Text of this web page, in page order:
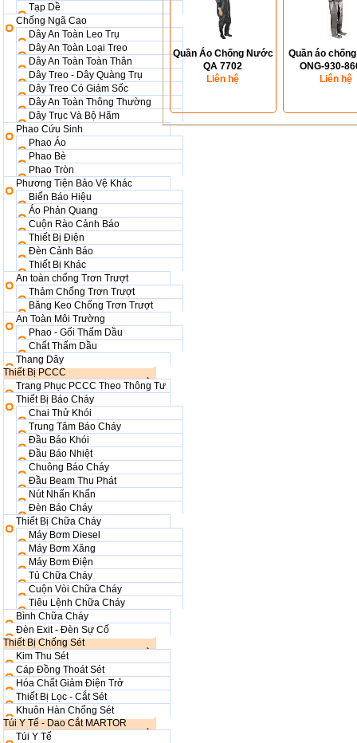
Tạp Dề
Chống Ngã Cao
Dây An Toàn Leo Trụ
Dây An Toàn Loại Treo
Dây An Toàn Toàn Thân
Dây Treo - Dây Quàng Trụ
Dây Treo Có Giảm Sốc
Dây An Toàn Thông Thường
Dây Trục Và Bộ Hãm
Phao Cứu Sinh
Phao Áo
Phao Bè
Phao Tròn
Phương Tiện Bảo Vệ Khác
Biển Báo Hiệu
Áo Phản Quang
Cuộn Rào Cảnh Báo
Thiết Bị Điện
Đèn Cảnh Báo
Thiết Bị Khác
An toàn chống Trơn Trượt
Thảm Chống Trơn Trượt
Băng Keo Chống Trơn Trượt
An Toàn Môi Trường
Phao - Gối Thấm Dầu
Chất Thấm Dầu
Thang Dây
Thiết Bị PCCC
Trang Phục PCCC Theo Thông Tư
Thiết Bị Báo Cháy
Chai Thử Khói
Trung Tâm Báo Cháy
Đầu Báo Khói
Đầu Báo Nhiệt
Chuông Báo Cháy
Đầu Beam Thu Phát
Nút Nhấn Khẩn
Đèn Báo Cháy
Thiết Bị Chữa Cháy
Máy Bơm Diesel
Máy Bơm Xăng
Máy Bơm Điện
Tủ Chữa Cháy
Cuộn Vòi Chữa Cháy
Tiêu Lệnh Chữa Cháy
Bình Chữa Cháy
Đèn Exit - Đèn Sự Cố
Thiết Bị Chống Sét
Kim Thu Sét
Cáp Đồng Thoát Sét
Hóa Chất Giảm Điện Trở
Thiết Bị Lọc - Cắt Sét
Khuôn Hàn Chống Sét
Túi Y Tế - Dao Cắt MARTOR
Túi Y Tế
Quần Áo Chống Nước
QA 7702
Liên hệ
Quần áo
ONG-930-
Liên hệ